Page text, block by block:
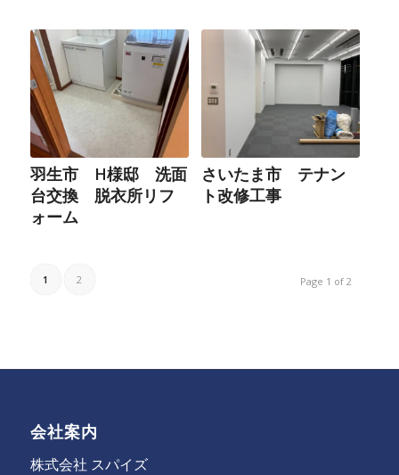
羽生市 H様邸 洗面
台交換 脱衣所リフ
ォーム
さいたま市 テナン
ト改修工事
Page 1 of 2
1 2
会社案内
株式会社 スパイズ